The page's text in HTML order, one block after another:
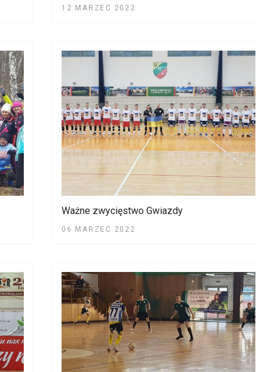
12 MARZEC 2022
Ważne zwycięstwo Gwiazdy
06 MARZEC 2022